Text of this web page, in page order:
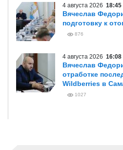
4 августа 2026 18:45
Вячеслав
подготовку к
876
4 августа 2026 16:08
Вячеслав
отработке
Wildberries в
1027